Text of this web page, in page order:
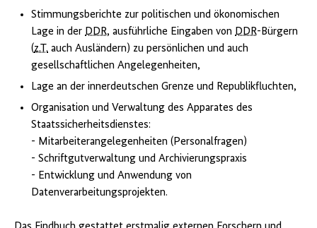
Stimmungsberichte zur politischen und ökonomischen
Lage in der DDR, ausführliche Eingaben von DDR-Bürgern
(z.T. auch Ausländern) zu persönlichen und auch
gesellschaftlichen Angelegenheiten,
Lage an der innerdeutschen Grenze und Republikfluchten,
Organisation und Verwaltung des Apparates des
Staatssicherheitsdienstes:
- Mitarbeiterangelegenheiten (Personalfragen)
- Schriftgutverwaltung und Archivierungspraxis
- Entwicklung und Anwendung von
Datenverarbeitungsprojekten.